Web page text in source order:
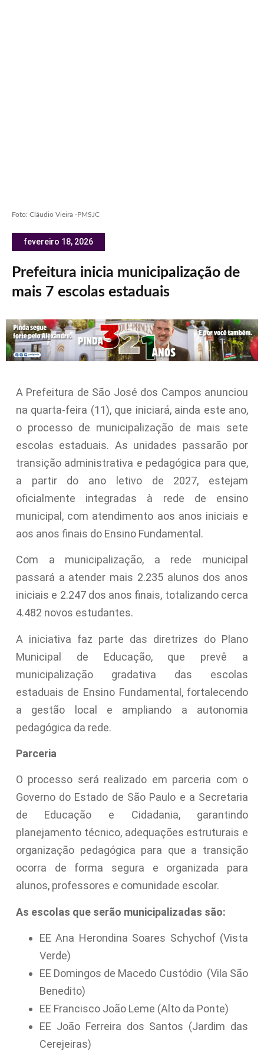
Foto: Cláudio Vieira -PMSJC
fevereiro 18, 2026
Prefeitura inicia municipalização de
mais 7 escolas estaduais
A Prefeitura de São José dos Campos anunciou
na quarta-feira (11), que iniciará, ainda este ano,
o processo de municipalização de mais sete
escolas estaduais. As unidades passarão por
transição administrativa e pedagógica para que,
a partir do ano letivo de 2027, estejam
oficialmente integradas à rede de ensino
municipal, com atendimento aos anos iniciais e
aos anos finais do Ensino Fundamental.
Com a municipalização, a rede municipal
passará a atender mais 2.235 alunos dos anos
iniciais e 2.247 dos anos finais, totalizando cerca
4.482 novos estudantes.
A iniciativa faz parte das diretrizes do Plano
Municipal de Educação, que prevê a
municipalização gradativa das escolas
estaduais de Ensino Fundamental, fortalecendo
a gestão local e ampliando a autonomia
pedagógica da rede.
Parceria
O processo será realizado em parceria com o
Governo do Estado de São Paulo e a Secretaria
de Educação e Cidadania, garantindo
planejamento técnico, adequações estruturais e
organização pedagógica para que a transição
ocorra de forma segura e organizada para
alunos, professores e comunidade escolar.
As escolas que serão municipalizadas são:
EE Ana Herondina Soares Schychof (Vista
Verde)
EE Domingos de Macedo Custódio (Vila São
Benedito)
EE Francisco João Leme (Alto da Ponte)
EE João Ferreira dos Santos (Jardim das
Cerejeiras)